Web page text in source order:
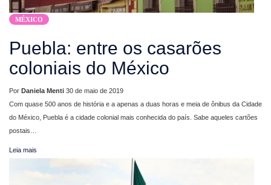
MÉXICO
Puebla: entre os casarões
coloniais do México
Por Daniela Menti 30 de maio de 2019
Com quase 500 anos de história e a apenas a duas horas e meia de ônibus da Cidade
do México, Puebla é a cidade colonial mais conhecida do país. Sabe aqueles cartões
postais…
Leia mais